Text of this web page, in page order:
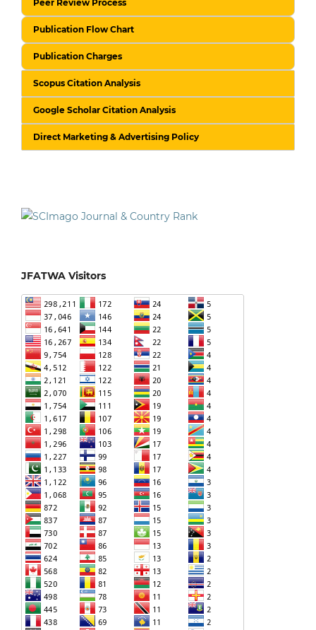
Peer Review Process
Publication Flow Chart
Publication Charges
Scopus Citation Analysis
Google Scholar Citation Analysis
Direct Marketing & Advertising Policy
JFATWA Visitors